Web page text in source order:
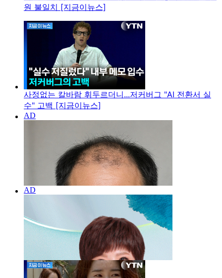
원 불일치 [지금이뉴스]
사정없는 칼바람 휘두르더니...저커버그 "AI 전환서 실
수" 고백 [지금이뉴스]